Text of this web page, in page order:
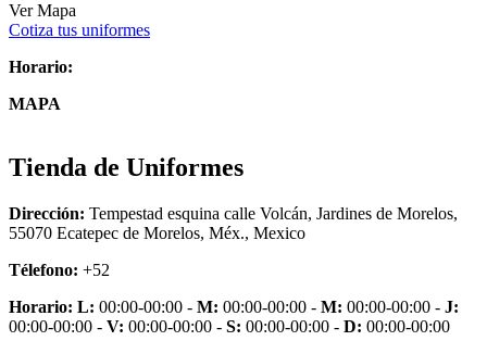
Ver Mapa
Cotiza tus uniformes
Horario:
MAPA
Tienda de Uniformes
Dirección: Tempestad esquina calle Volcán, Jardines de Morelos,
55070 Ecatepec de Morelos, Méx., Mexico
Télefono: +52
Horario: L: 00:00-00:00 - M: 00:00-00:00 - M: 00:00-00:00 - J:
00:00-00:00 - V: 00:00-00:00 - S: 00:00-00:00 - D: 00:00-00:00